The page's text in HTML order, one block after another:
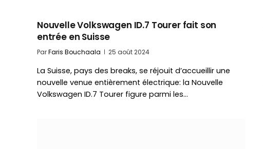
Nouvelle Volkswagen ID.7 Tourer fait son
entrée en Suisse
ParFaris Bouchaala 25 août 2024
La Suisse, pays des breaks, se réjouit d’accueillir une
nouvelle venue entièrement électrique: la Nouvelle
Volkswagen ID.7 Tourer figure parmi les…